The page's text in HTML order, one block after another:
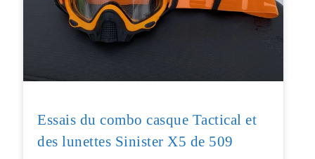
Essais du combo casque Tactical et
des lunettes Sinister X5 de 509